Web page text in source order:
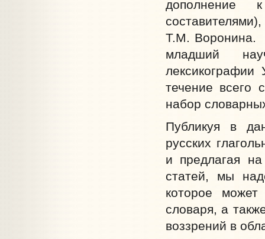
дополнение
Т.М. Воронина.
младший
лексикографии
течение всего
набор
Публикуя в
русских
и предлагая
статей, мы
которое может
словаря, а
воззрений в